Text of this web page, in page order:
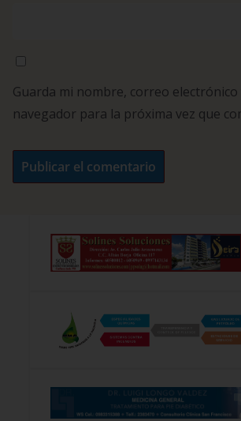
Guarda mi nombre, correo electrónico
navegador para la próxima vez que